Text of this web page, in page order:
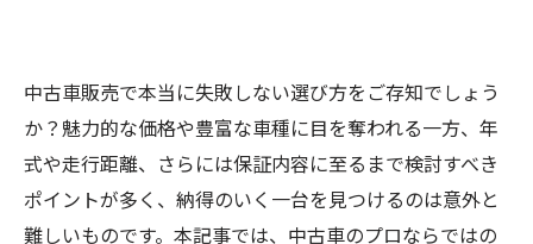
中古車販売で本当に失敗しない選び方をご存知でしょう
か？魅力的な価格や豊富な車種に目を奪われる一方、年
式や走行距離、さらには保証内容に至るまで検討すべき
ポイントが多く、納得のいく一台を見つけるのは意外と
難しいものです。本記事では、中古車のプロならではの